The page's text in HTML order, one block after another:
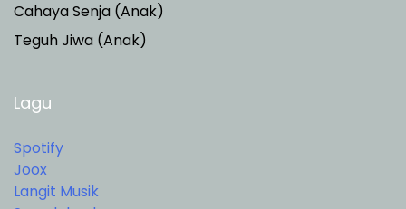
Cahaya Senja (Anak)
Teguh Jiwa (Anak)
Lagu
Spotify
Joox
Langit Musik